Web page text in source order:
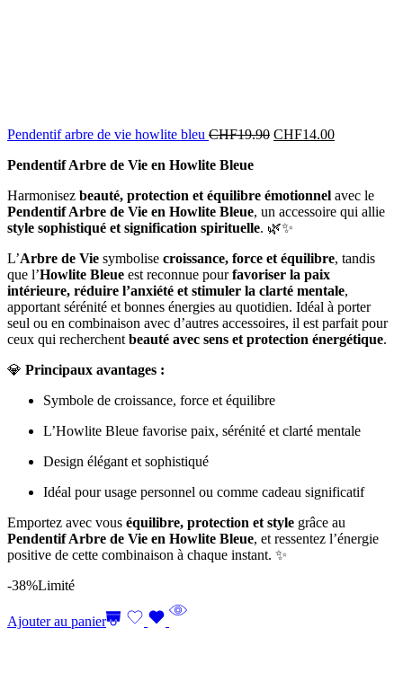
Pendentif arbre de vie howlite bleu CHF19.90 Le
CHF19.90.
CHF14.00Le
CHF14.00.
Pendentif Arbre de Vie en Howlite Bleue
Harmonisez beauté, protection et équilibre émotionnel avec le
Pendentif Arbre de Vie en Howlite Bleue, un accessoire qui allie
style sophistiqué et signification spirituelle. 🌿✨
L’Arbre de Vie symbolise croissance, force et équilibre, tandis
que l’Howlite Bleue est reconnue pourfavoriser la paix
intérieure, réduire l’anxiété et stimuler la clarté mentale,
apportant sérénité et bonnes énergies au quotidien. Idéal à porter
seul ou en combinaison avec d’autres accessoires, il est parfait pour
ceux qui recherchent beauté avec sens et protection énergétique.
💎 Principaux avantages :
Symbole de croissance, force et équilibre
L’Howlite Bleue favorise paix, sérénité et clarté mentale
Design élégant et sophistiqué
Idéal pour usage personnel ou comme cadeau significatif
Emportez avec vous équilibre, protection et style grâce au
Pendentif Arbre de Vie en Howlite Bleue, et ressentez l’énergie
positive de cette combinaison à chaque instant. ✨
-38%Limité
Ajouter au panier